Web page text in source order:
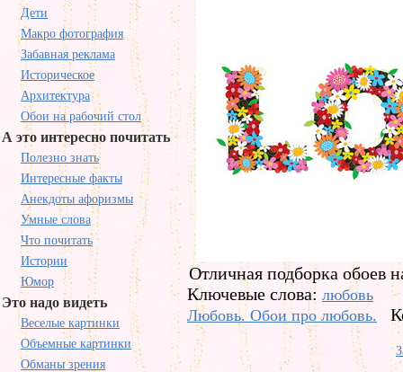
Дети
Макро фотография
Забавная реклама
Историческое
Архитектура
Обои на рабочий стол
А это интересно почитать
Полезно знать
Интересные факты
Анекдоты афоризмы
Умные слова
Что почитать
Истории
Юмор
Это надо видеть
Веселые картинки
Объемные картинки
Обманы зрения
Отличная подборка обоев
Ключевые слова: любовь
Любовь. Обои про любовь.